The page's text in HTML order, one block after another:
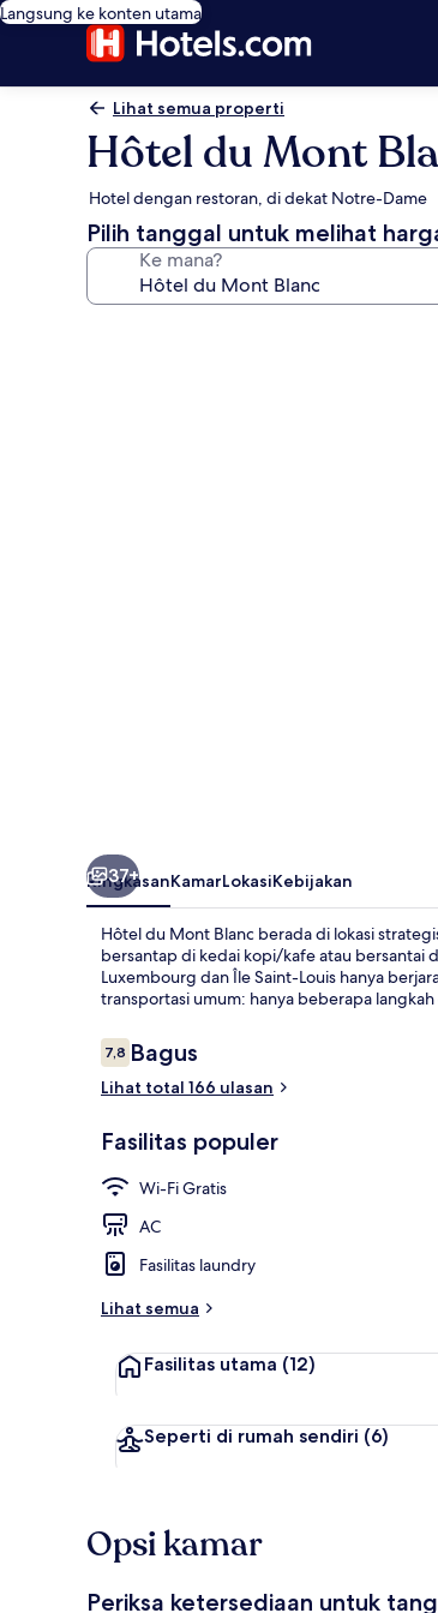
Langsung ke konten utama
Lihat semua properti
Hôtel du Mont
Hotel dengan restoran, di dekat Notre-Dame
Pilih tanggal untuk melihat
Ke mana?
37+
RingkasanKamarLokasiKebijakan
Hôtel du Mont Blanc berada di lokasi
bersantap di kedai kopi/kafe atau bersantai
Luxembourg dan Île Saint-Louis hanya
transportasi umum: hanya beberapa
Ulasan
7,87,8 dari 10
Bagus
Lihat total 166 ulasan
Fasilitas populer
Wi-Fi Gratis
AC
Fasilitas laundry
Lihat semua
Fasilitas utama (12)
Seperti di rumah sendiri (6)
Opsi kamar
Periksa ketersediaan untuk